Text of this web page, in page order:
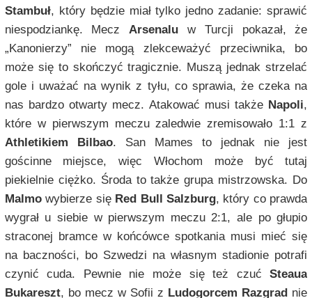
Stambuł, który będzie miał tylko jedno zadanie: sprawić
niespodziankę. MeczArsenalu w Turcji pokazał, że
„Kanonierzy” nie mogą zlekceważyć przeciwnika, bo
może się to skończyć tragicznie. Muszą jednak strzelać
gole i uważać na wynik z tyłu, co sprawia, że czeka na
nas bardzo otwarty mecz. Atakować musi także Napoli,
które w pierwszym meczu zaledwie zremisowało 1:1 z
Athletikiem Bilbao. San Mames to jednak nie jest
gościnne miejsce, więc Włochom może być tutaj
piekielnie ciężko. Środa to także grupa mistrzowska. Do
Malmowybierze się Red Bull Salzburg, który co prawda
wygrał u siebie w pierwszym meczu 2:1, ale po głupio
straconej bramce w końcówce spotkania musi mieć się
na baczności, bo Szwedzi na własnym stadionie potrafi
czynić cuda. Pewnie nie może się też czućSteaua
Bukareszt, bo mecz w Sofii z Ludogorcem Razgrad nie